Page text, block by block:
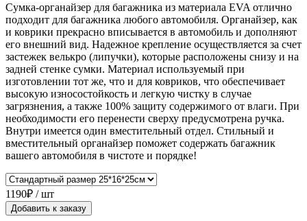
Сумка-органайзер для багажника из материала EVA отлично
подходит для багажника любого автомобиля. Органайзер, как
и коврики прекрасно вписывается в автомобиль и дополняют
его внешний вид. Надежное крепление осуществляется за счет
застежек велькро (липучки), которые расположены снизу и на
задней стенке сумки. Материал используемый при
изготовлении тот же, что и для ковриков, что обеспечивает
высокую износостойкость и легкую чистку в случае
загрязнения, а также 100% защиту содержимого от влаги. При
необходимости его перенести сверху предусмотрена ручка.
Внутри имеется один вместительный отдел. Стильный и
вместительный органайзер поможет содержать багажник
вашего автомобиля в чистоте и порядке!
1190₽ / шт
Добавить к заказу